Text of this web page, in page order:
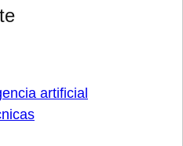
artificial